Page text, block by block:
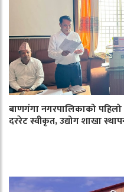
बाणगंगा नगरपालिकाको
दररेट स्वीकृत, उद्योग शाखा